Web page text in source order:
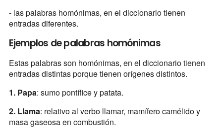
- las palabras homónimas, en el diccionario tienen
entradas diferentes.
Ejemplos de palabras homónimas
Estas palabras son homónimas, en el diccionario tienen
entradas distintas porque tienen orígenes distintos.
1. Papa: sumo pontífice y patata.
2. Llama: relativo al verbo llamar, mamífero camélido y
masa gaseosa en combustión.